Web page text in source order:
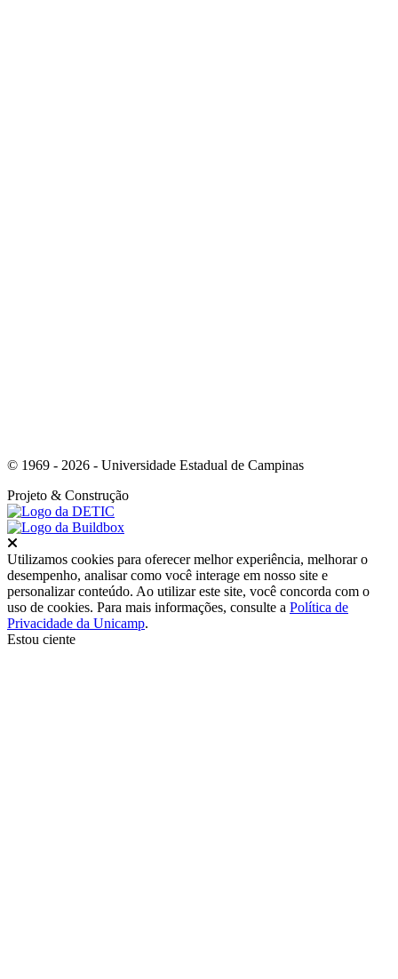
© 1969 - 2026 - Universidade Estadual de Campinas
Projeto & Construção
Utilizamos cookies para oferecer melhor experiência, melhorar o
desempenho, analisar como você interage em nosso site e
personalizar conteúdo. Ao utilizar este site, você concorda com o
uso de cookies. Para mais informações, consulte a Política de
Privacidade da Unicamp.
Estou ciente